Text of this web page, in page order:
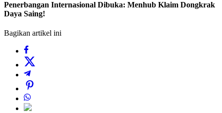
Penerbangan Internasional Dibuka: Menhub Klaim Dongkrak
Daya Saing!
Bagikan artikel ini